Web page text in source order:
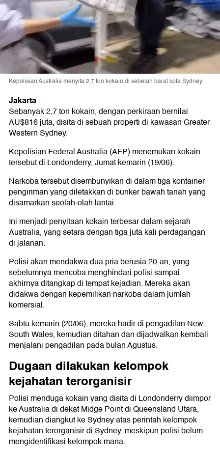
Kepolisian Australia menyita 2,7 ton kokain di sebelah barat kota Sydney.
Jakarta-
Sebanyak 2,7 ton kokain, dengan perkiraan bernilai
AU$816 juta, disita di sebuah properti di kawasan Greater
Western Sydney.
Kepolisian Federal Australia (AFP) menemukan kokain
tersebut di Londonderry, Jumat kemarin (19/06).
Narkoba tersebut disembunyikan di dalam tiga kontainer
pengiriman yang diletakkan di bunker bawah tanah yang
disamarkan seolah-olah lantai.
Ini menjadi penyitaan kokain terbesar dalam sejarah
Australia, yang setara dengan tiga juta kali perdagangan
di jalanan.
Polisi akan mendakwa dua pria berusia 20-an, yang
sebelumnya mencoba menghindari polisi sampai
akhirnya ditangkap di tempat kejadian. Mereka akan
didakwa dengan kepemilikan narkoba dalam jumlah
komersial.
Sabtu kemarin (20/06), mereka hadir di pengadilan New
South Wales, kemudian ditahan dan dijadwalkan kembali
menjalani pengadilan pada bulan Agustus.
Dugaan dilakukan kelompok
kejahatan terorganisir
Polisi menduga kokain yang disita di Londonderry diimpor
ke Australia di dekat Midge Point di Queensland Utara,
kemudian diangkut ke Sydney atas perintah kelompok
kejahatan terorganisir di Sydney, meskipun polisi belum
mengidentifikasi kelompok mana.